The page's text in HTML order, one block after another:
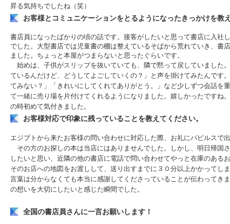
昇る気持ちでしたね（笑）
お客様とコミュニケーションをとるようになったきっかけを教
書店員になったばかりの頃の話です。接客がしたいと思って書店に入社
でした。大型書店では児童書の棚は整えているそばから荒れていき、書
ました。ちょっと本屋がつまらないと思ったぐらいです。
始めは、子供がスリップを抜いていても、隣で黙って戻していました
ているんだけど、どうしてよごしていくの？」と声を掛けてみたんです
てみない？」「きれいにしてくれてありがとう。」など少しずつ会話を
て一緒に売り場を片付けてくれるようになりました。嬉しかったですね
の時初めて気付きました。
お客様対応で印象に残っていることを教えてください。
エジプトから来たお客様の問い合わせに対応した際、お礼にパピルスで
その方のお探しの本は当店にはありませんでした。しかし、明日帰国
したいと思い、近隣の他の書店に電話で問い合わせてやっと在庫のある
そのお店への地図をお渡しして、送り出すまでに３０分以上かかってし
言葉は分からなくても本当に感謝してくださっていることが伝わってき
の想いを大切にしたいと感じた瞬間でした。
全国の書店員さんに一言お願いします！